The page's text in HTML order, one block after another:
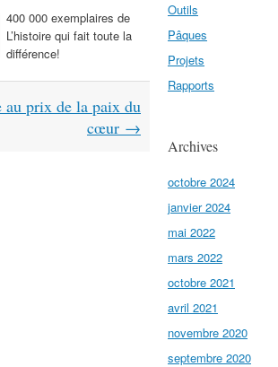
400 000 exemplaires de
L’histoire qui fait toute la
différence!
prix de la paix du
cœur →
Outils
Pâques
Projets
Rapports
Archives
octobre 2024
janvier 2024
mai 2022
mars 2022
octobre 2021
avril 2021
novembre 2020
septembre 2020